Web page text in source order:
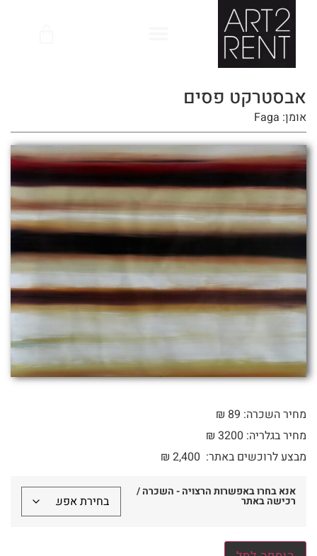
אבסטרקט פסים
אומן: Faga
מחיר השכרה: 89 ₪
מחיר בגלריה: 3200 ₪
מבצע לרוכשים באתר:
₪ 2,400
אנא בחרו באפשרות הרצויה - השכרה /
רכישה באתר